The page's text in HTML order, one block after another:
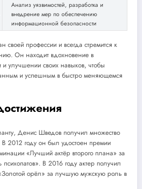
Анализ уязвимостей, разработка и
внедрение мер по обеспечению
информационной безопасности
профессии и всегда стремится к
Он находит вдохновение в
и улучшении своих навыков, чтобы
и успешным в быстро меняющемся
Денис Шведов получил множество
2012 году он был удостоен премии
«Лучший актёр второго плана» за
В 2016 году актер получил
орёл» за лучшую мужскую роль в